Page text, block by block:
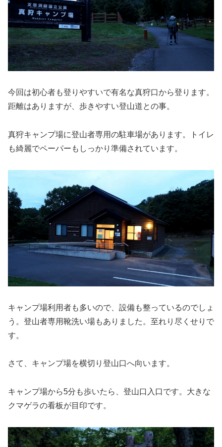
今回は初心者も登りやすいで有名な真狩口から登ります。
距離はありますが、歩きやすい登山道との事。
真狩キャンプ場に登山者専用の駐車場があります。トイレ
も綺麗でペーパーもしっかり準備されています。
キャンプ場利用者も多いので、設備も整っているのでしょ
う。登山者専用靴洗い場もありました。至れり尽くせりで
す。
さて、キャンプ場を横切り登山口へ向います。
キャンプ場から5分も歩いたら、登山口入口です。大きな
クマゲラの看板が目印です。